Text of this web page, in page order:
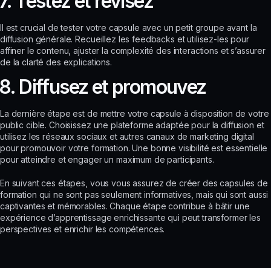
Il est crucial de tester votre capsule avec un petit groupe avant la
diffusion générale. Recueillez les feedbacks et utilisez-les pour
affiner le contenu, ajuster la complexité des interactions et s’assurer
de la clarté des explications.
Diffusez et promouvez
La dernière étape est de mettre votre capsule à disposition de votre
public cible. Choisissez une plateforme adaptée pour la diffusion et
utilisez les réseaux sociaux et autres canaux de marketing digital
pour promouvoir votre formation. Une bonne visibilité est essentielle
pour atteindre et engager un maximum de participants.
En suivant ces étapes, vous vous assurez de créer des capsules de
formation qui ne sont pas seulement informatives, mais qui sont aussi
captivantes et mémorables. Chaque étape contribue à bâtir une
expérience d’apprentissage enrichissante qui peut transformer les
perspectives et enrichir les compétences.